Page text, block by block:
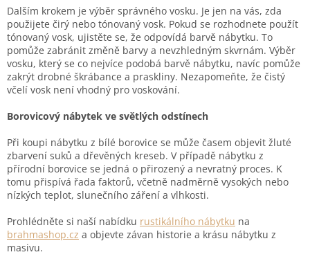
Dalším krokem je výběr správného vosku. Je jen na vás, zda
použijete čirý nebo tónovaný vosk. Pokud se rozhodnete použít
tónovaný vosk, ujistěte se, že odpovídá barvě nábytku. To
pomůže zabránit změně barvy a nevzhledným skvrnám. Výběr
vosku, který se co nejvíce podobá barvě nábytku, navíc pomůže
zakrýt drobné škrábance a praskliny. Nezapomeňte, že čistý
včelí vosk není vhodný pro voskování.
Borovicový nábytek ve světlých odstínech
Při koupi nábytku z bílé borovice se může časem objevit žluté
zbarvení suků a dřevěných kreseb. V případě nábytku z
přírodní borovice se jedná o přirozený a nevratný proces. K
tomu přispívá řada faktorů, včetně nadměrně vysokých nebo
nízkých teplot, slunečního záření a vlhkosti.
Prohlédněte si naší nabídku rustikálního nábytku na
brahmashop.cz a objevte závan historie a krásu nábytku z
masivu.